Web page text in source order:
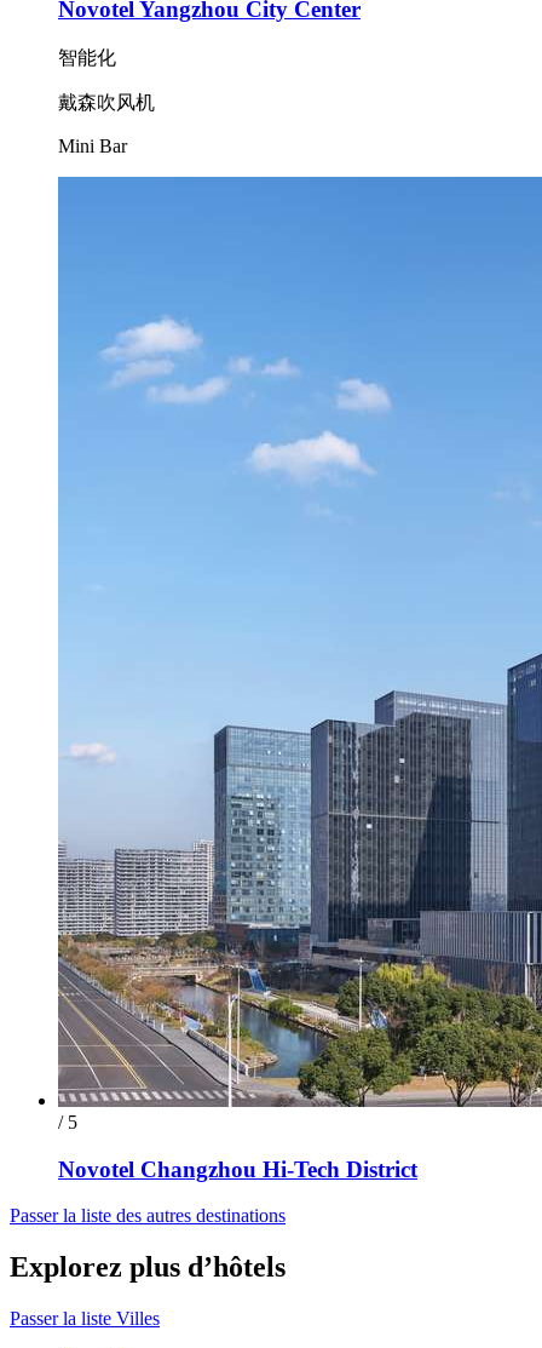
Novotel Yangzhou City Center
智能化
戴森吹风机
Mini Bar
/ 5
Novotel Changzhou Hi-Tech District
Passer la liste des autres destinations
Explorez plus d’hôtels
Passer la liste Villes